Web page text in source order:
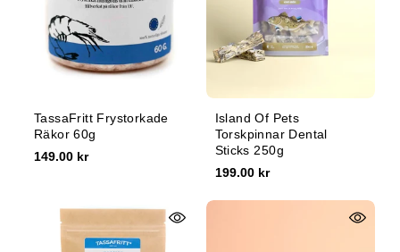
TassaFritt Frystorkade
Räkor 60g
149.00 kr
Island Of Pets
Torskpinnar Dental
Sticks 250g
199.00 kr